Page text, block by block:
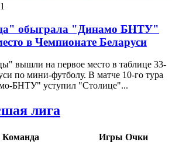
обыграла "Динамо БНТУ"
в Чемпионате Беларуси
вышли на первое место в таблице 33-
по мини-футболу. В матче 10-го тура
БНТУ" уступил "Столице"...
лига
Команда Игры Очки